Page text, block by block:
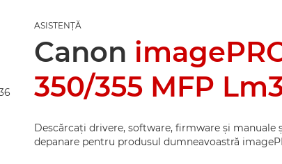
ASISTENŢĂ
Canon
350/355 MFP
Descărcaţi drivere, software, firmware şi manuale
depanare pentru produsul dumneavoastră